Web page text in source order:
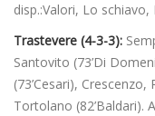
disp.:Valori, Lo
Trastevere (4-3-3):
Santovito (73’Di
(73’Cesari),
Tortolano (82’Baldari).